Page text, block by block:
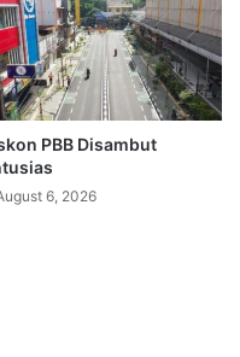
PBB Disambut
6, 2026